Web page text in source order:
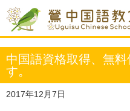
中国語資格取得、無
す。
2017年12月7日